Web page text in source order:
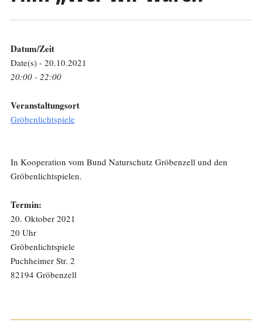
Datum/Zeit
Date(s) - 20.10.2021
20:00 - 22:00
Veranstaltungsort
Gröbenlichtspiele
In Kooperation vom Bund Naturschutz Gröbenzell und den
Gröbenlichtspielen.
Termin:
20. Oktober 2021
20 Uhr
Gröbenlichtspiele
Puchheimer Str. 2
82194 Gröbenzell